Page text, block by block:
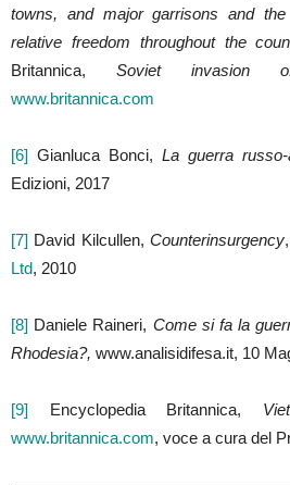
towns, and major garrisons and
relative freedom throughout the
Britannica, Soviet invasion
www.britannica.com
[6] Gianluca Bonci, La guerra russo-
Edizioni, 2017
[7] David Kilcullen,Counterinsurgency,
Ltd, 2010
[8] Daniele Raineri, Come si fa la
Rhodesia?, www.analisidifesa.it, 10
[9] Encyclopedia Britannica,
www.britannica.com, voce a cura del